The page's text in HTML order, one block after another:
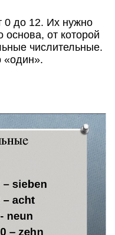
0 до 12. Их нужно
основа, от которой
числительные.
«один».